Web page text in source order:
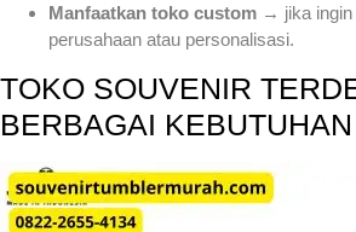
Manfaatkan toko custom → jika ingin
perusahaan atau personalisasi.
TOKO SOUVENIR
BERBAGAI KEBUTUHAN